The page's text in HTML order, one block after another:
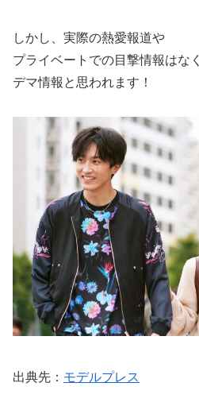
しかし、実際の熱愛報道や
プライベートでの目撃情報はなく
デマ情報と思われます！
出典先： モデルプレス